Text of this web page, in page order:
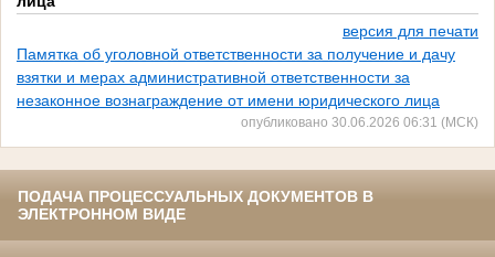
версия для печати
Памятка об уголовной ответственности за получение и дачу
взятки и мерах административной ответственности за
незаконное вознаграждение от имени юридического лица
опубликовано 30.06.2026 06:31 (МСК)
ПОДАЧА ПРОЦЕССУАЛЬНЫХ ДОКУМЕНТОВ В
ЭЛЕКТРОННОМ ВИДЕ